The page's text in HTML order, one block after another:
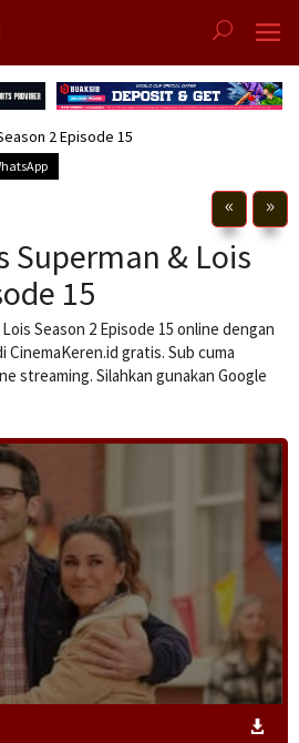
2 Episode 15
Superman & Lois
15
Season 2 Episode 15 online dengan
gratis. Sub cuma
streaming. Silahkan gunakan Google